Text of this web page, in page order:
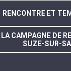
RENCONTRE ET
LA CAMPAGNE DE
SUZE-SUR-